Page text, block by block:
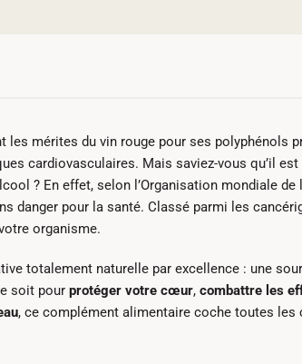
les mérites du vin rouge pour ses polyphénols
cardiovasculaires. Mais saviez-vous qu’il est
? En effet, selon l’Organisation mondiale de
danger pour la santé. Classé parmi les
organisme.
totalement naturelle par excellence : une
soit pour protéger votre cœur, combattre les
, ce complément alimentaire coche toutes les